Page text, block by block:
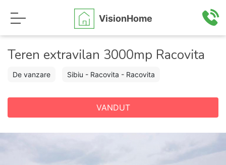
VisionHome
Teren extravilan 3000mp Racovita
De vanzare Sibiu - Racovita - Racovita
VANDUT